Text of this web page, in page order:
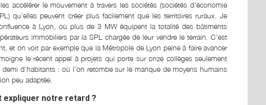
accélérer le mouvement à travers les sociétés (sociétés d’économie
qu’elles peuvent créer plus facilement que les territoires ruraux. Je
à Lyon, où plus de 3 MW équipent la totalité des bâtiments
immobiliers par la SPL chargée de leur vendre le terrain. C’est
et on voit par exemple que la Métropole de Lyon peine à faire avancer
le récent appel à projets qui porte sur onze collèges seulement
d’habitants : où l’on retombe sur le manque de moyens humains
peu adaptée.
expliquer notre retard ?